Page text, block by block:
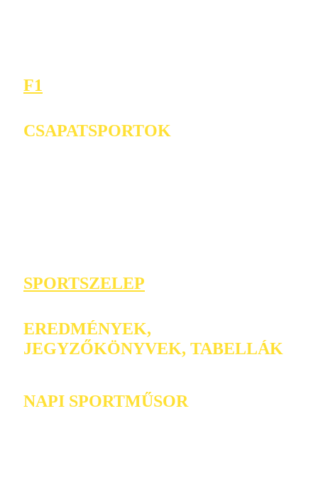
F1
CSAPATSPORTOK
SPORTSZELEP
EREDMÉNYEK,
JEGYZŐKÖNYVEK, TABELLÁK
NAPI SPORTMŰSOR